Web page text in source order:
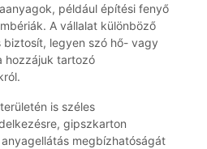
például építési fenyő
A vállalat különböző
legyen szó hő- vagy
hozzájuk tartozó
is széles
gipszkarton
megbízhatóságát